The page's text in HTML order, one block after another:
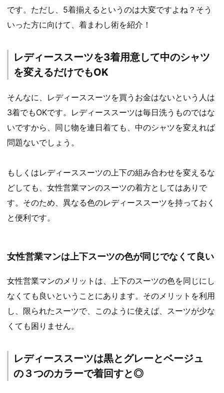
です。ただし、5着揃えるというのは大変ですよね？そう
いった方に向けて、着まわし術を紹介！
レディーススーツを3着用意して中のシャツ
を変えるだけでもOK
そんなに、レディーススーツを買うお金はないという人は
3着でもOKです。レディーススーツは毎日洗うものではな
いですから、同じ物を連日着ても、中のシャツを変えれば
問題ないでしょう。
もしくはレディーススーツの上下の組み合わせを変えるな
どしても、女性営業マンのスーツの着方としてはありで
す。そのため、異なる色のレディーススーツを持っておく
と便利です。
女性営業マンは上下スーツの色が同じでなくて良い
女性営業マンのメリットは、上下のスーツの色を同じにし
なくても良いということにあります。そのメリットを利用
し、限られたスーツで、このように使えば、スーツが少な
くても困りません。
レディーススーツは黒とグレーとベージュ
の３つのカラーで着回すと◎